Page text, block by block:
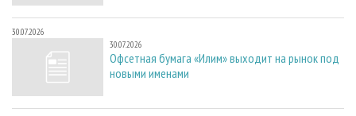
30.07.2026
30.07.2026
Офсетная бумага «Илим» выходит на рынок под
новыми именами